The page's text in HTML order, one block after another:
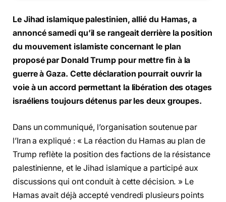
Le Jihad islamique palestinien, allié du Hamas, a
annoncé samedi qu’il se rangeait derrière la position
du mouvement islamiste concernant le plan
proposé par Donald Trump pour mettre fin à la
guerre à Gaza. Cette déclaration pourrait ouvrir la
voie à un accord permettant la libération des otages
israéliens toujours détenus par les deux groupes.
Dans un communiqué, l’organisation soutenue par
l’Iran a expliqué : « La réaction du Hamas au plan de
Trump reflète la position des factions de la résistance
palestinienne, et le Jihad islamique a participé aux
discussions qui ont conduit à cette décision. » Le
Hamas avait déjà accepté vendredi plusieurs points